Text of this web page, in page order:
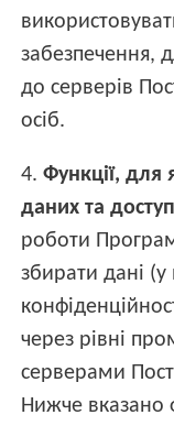
забезпечення,
до серверів
осіб.
4.Функції, для
даних та
роботи
збирати дані (у
через рівні
серверами
Нижче вказано